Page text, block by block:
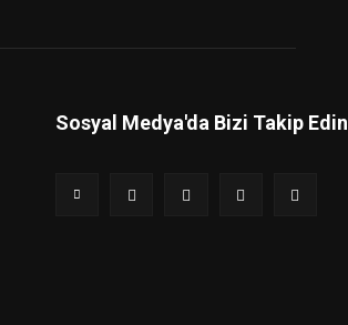
Sosyal Medya'da Bizi Takip Edin